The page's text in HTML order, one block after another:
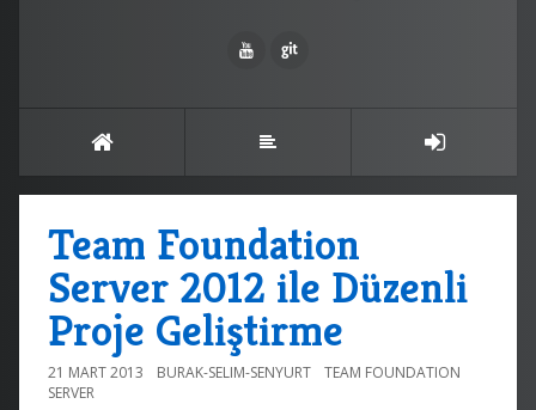
Team Foundation
Server 2012 ile Düzenli
Proje Geliştirme
21 MART 2013 BURAK-SELIM-SENYURT
TEAM FOUNDATION
SERVER